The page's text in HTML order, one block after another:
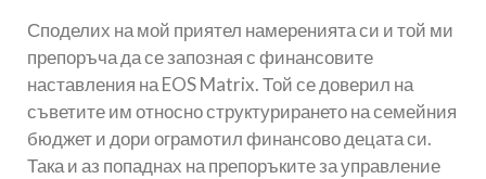
Споделих на мой приятел намеренията си и той ми
препоръча да се запозная с финансовите
наставления на EOS Matrix. Той се доверил на
съветите им относно структурирането на семейния
бюджет и дори ограмотил финансово децата си.
Така и аз попаднах на препоръките за управление